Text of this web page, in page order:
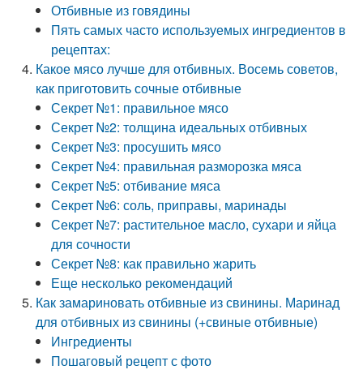
Отбивные из говядины
Пять самых часто используемых ингредиентов в
рецептах:
Какое мясо лучше для отбивных. Восемь советов,
как приготовить сочные отбивные
Секрет №1: правильное мясо
Секрет №2: толщина идеальных отбивных
Секрет №3: просушить мясо
Секрет №4: правильная разморозка мяса
Секрет №5: отбивание мяса
Секрет №6: соль, приправы, маринады
Секрет №7: растительное масло, сухари и яйца
для сочности
Секрет №8: как правильно жарить
Еще несколько рекомендаций
Как замариновать отбивные из свинины. Маринад
для отбивных из свинины (+свиные отбивные)
Ингредиенты
Пошаговый рецепт с фото